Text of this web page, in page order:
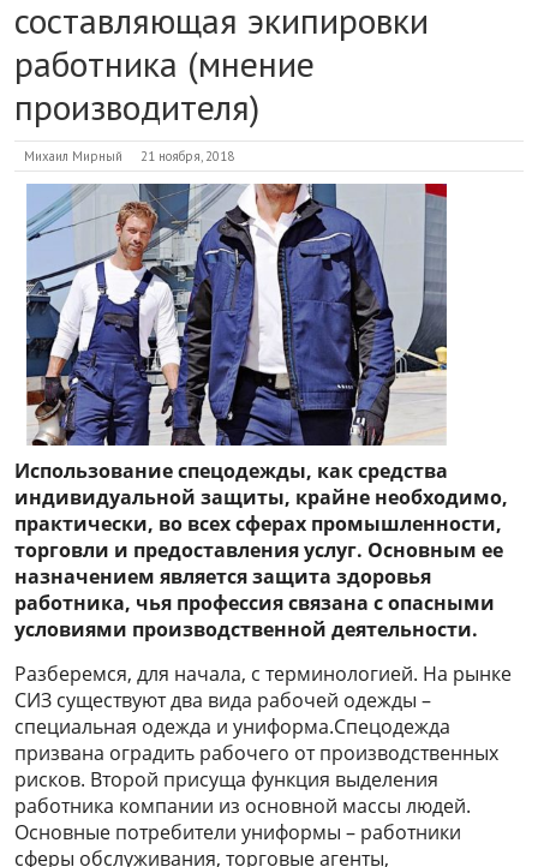
составляющая экипировки
работника (мнение
производителя)
Михаил Мирный 21 ноября, 2018
Использование спецодежды, как средства
индивидуальной защиты, крайне необходимо,
практически, во всех сферах промышленности,
торговли и предоставления услуг. Основным ее
назначением является защита здоровья
работника, чья профессия связана с опасными
условиями производственной деятельности.
Разберемся, для начала, с терминологией. На рынке
СИЗ существуют два вида рабочей одежды –
специальная одежда и униформа.Спецодежда
призвана оградить рабочего от производственных
рисков. Второй присуща функция выделения
работника компании из основной массы людей.
Основные потребители униформы – работники
сферы обслуживания, торговые агенты,